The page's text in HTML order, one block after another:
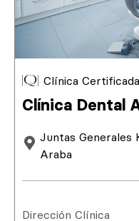
Clínica Certificada
Clínica Dental
Juntas Generales
Araba
Dirección Clínica